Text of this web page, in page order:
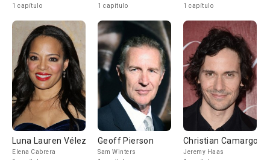
1 capítulo
1 capítulo
1 capítulo
Luna Lauren Vélez
Elena Cabrera
Geoff Pierson
Sam Winters
Christian Camargo
Jeremy Haas